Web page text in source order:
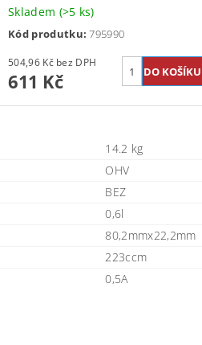
Skladem (>5 ks)
Kód produtku:795990
504,96 Kč bez DPH
611 Kč
14.2 kg
OHV
BEZ
0,6l
80,2mmx22,2mm
223ccm
0,5A